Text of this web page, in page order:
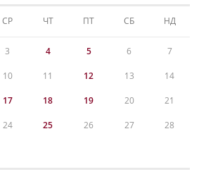
СР ЧТ ПТ СБ НД
3 4 5 6 7
10 11 12 13 14
17 18 19 20 21
24 25 26 27 28